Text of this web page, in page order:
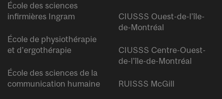
École des sciences
infirmières Ingram
École de physiothérapie
et d’ergothérapie
École des sciences de la
communication humaine
CIUSSS Ouest-de-l’île-
de-Montréal
CIUSSS Centre-Ouest-
de-l’île-de-Montréal
RUISSS McGill